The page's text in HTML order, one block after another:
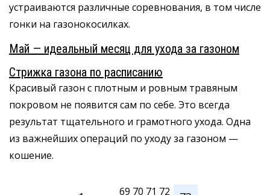
устраиваются различные соревнования, в том числе
гонки на газонокосилках.
Май — идеальный месяц для ухода за газоном
Стрижка газона по расписанию
Красивый газон с плотным и ровным травяным
покровом не появится сам по себе. Это всегда
результат тщательного и грамотного ухода. Одна
из важнейших операций по уходу за газоном —
кошение.
69 70 71 72